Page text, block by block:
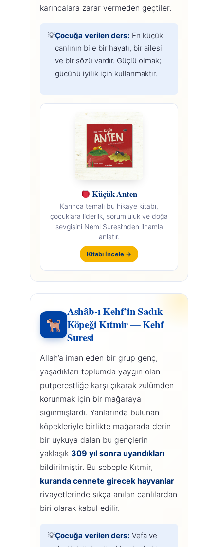
karıncalara zarar vermeden geçtiler.
Çocuğa verilen ders: En küçük
canlının bile bir hayatı, bir ailesi
ve bir sözü vardır. Güçlü olmak;
gücünü iyilik için kullanmaktır.
Küçük Anten
Karınca temalı bu hikaye kitabı,
çocuklara liderlik, sorumluluk ve doğa
sevgisini Neml Suresi’nden ilhamla
anlatır.
Kitabı İncele →
Ashâb-ı Kehf’in Sadık
Köpeği Kıtmir — Kehf
Suresi
Allah’a iman eden bir grup genç,
yaşadıkları toplumda yaygın olan
putperestliğe karşı çıkarak zulümden
korunmak için bir mağaraya
sığınmışlardı. Yanlarında bulunan
köpekleriyle birlikte mağarada derin
bir uykuya dalan bu gençlerin
yaklaşık 309 yıl sonra uyandıkları
bildirilmiştir. Bu sebeple Kıtmir,
kuranda cennete girecek hayvanlar
rivayetlerinde sıkça anılan canlılardan
biri olarak kabul edilir.
Çocuğa verilen ders: Vefa ve